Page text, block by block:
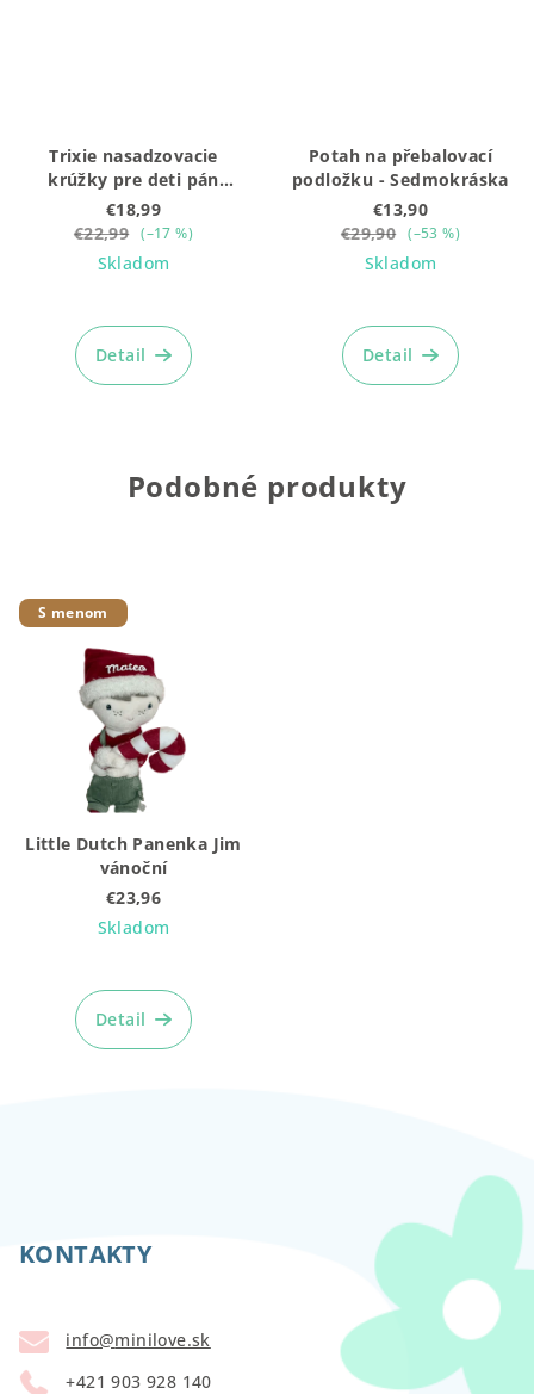
Trixie nasadzovacie
krúžky pre deti pán
ľadový medveď
€18,99
€22,99 (–17 %)
Skladom
Detail
Potah na přebalovací
podložku - Sedmokráska
€13,90
€29,90 (–53 %)
Skladom
Detail
Podobné produkty
S menom
Little Dutch Panenka Jim
vánoční
€23,96
Skladom
Detail
KONTAKTY
info@minilove.sk
+421 903 928 140